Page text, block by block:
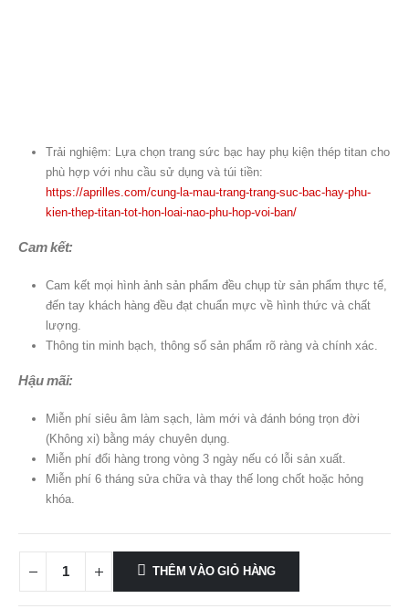
Trải nghiệm: Lựa chọn trang sức bạc hay phụ kiện thép titan cho
phù hợp với nhu cầu sử dụng và túi tiền:
https://aprilles.com/cung-la-mau-trang-trang-suc-bac-hay-phu-
kien-thep-titan-tot-hon-loai-nao-phu-hop-voi-ban/
Cam kết:
Cam kết mọi hình ảnh sản phẩm đều chụp từ sản phẩm thực tế,
đến tay khách hàng đều đạt chuẩn mực về hình thức và chất
lượng.
Thông tin minh bạch, thông số sản phẩm rõ ràng và chính xác.
Hậu mãi:
Miễn phí siêu âm làm sạch, làm mới và đánh bóng trọn đời
(Không xi) bằng máy chuyên dụng.
Miễn phí đổi hàng trong vòng 3 ngày nếu có lỗi sản xuất.
Miễn phí 6 tháng sửa chữa và thay thế long chốt hoặc hỏng
khóa.
THÊM VÀO GIỎ HÀNG